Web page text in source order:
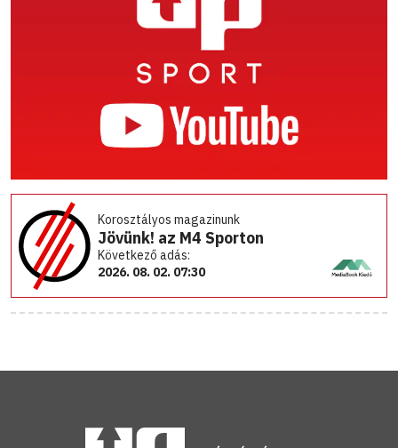
Korosztályos magazinunk
Jövünk! az M4 Sporton
Következő adás:
2026. 08. 02. 07:30